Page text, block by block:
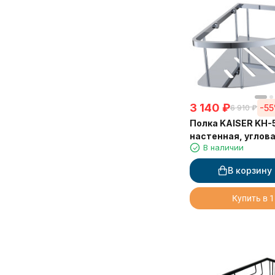
3 140 ₽6 910 ₽ -
Полка KAISER KH-
настенная,
нержавеющей
230*230*90 мм,
В наличии
В корзину
Купить в